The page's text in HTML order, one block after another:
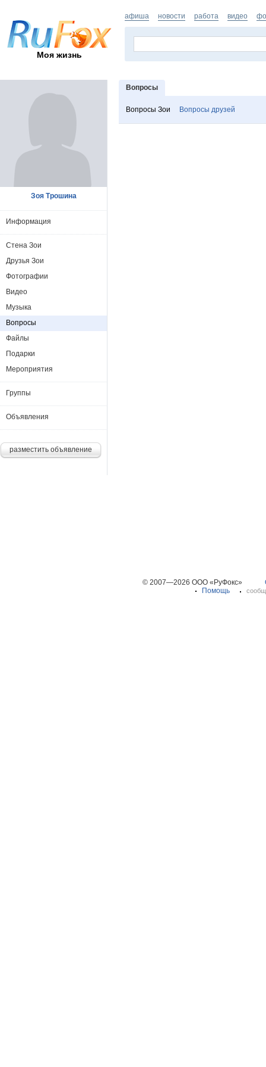
Моя жизнь
афиша новости работа видео
Вопросы
Вопросы Зои Вопросы друзей
Зоя Трошина
Информация
Стена Зои
Друзья Зои
Фотографии
Видео
Музыка
Вопросы
Файлы
Подарки
Мероприятия
Группы
Объявления
разместить объявление
© 2007—2026 ООО «РуФокс»
Помощь